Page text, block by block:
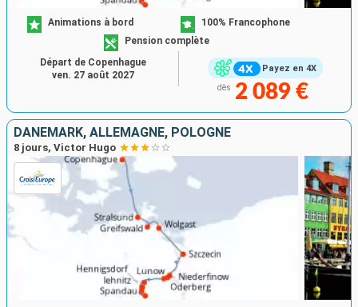
Payez en 4X
Animations à bord
100% Francophone
Pension complète
dès 2 089 €
Départ de Copenhague
ven. 27 août 2027
DANEMARK, ALLEMAGNE, POLOGNE
8 jours, Victor Hugo